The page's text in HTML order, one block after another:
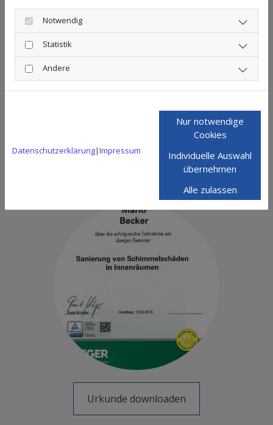
Unsere motivierten und engagierten Mitarbeiter
sind darauf spezialisiert, Ihre Wünsche vom
schönen Wohnen in die Tat umzusetzen.
Lassen Sie sich von uns in eine Welt der Farben und
Möglichkeiten hineinführen, die Ihnen ein
noch heute an und vereinbaren Sie einen Termin.
Wir erstellen Ihnen ein unverbindliches Angebot,
sodass Ihre Träume schon bald zu humanen
Urkunde downloaden
Notwendig
Statistik
Andere
Datenschutzerklärung|Impressum
Nur notwendige
Cookies
Individuelle Auswahl
übernehmen
Alle zulassen